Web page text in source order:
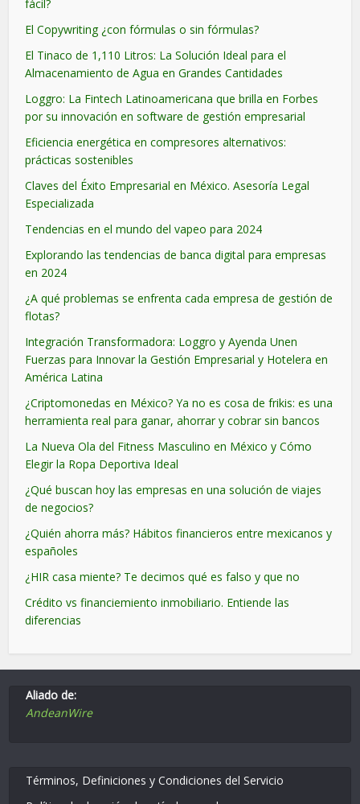
fácil?
El Copywriting ¿con fórmulas o sin fórmulas?
El Tinaco de 1,110 Litros: La Solución Ideal para el
Almacenamiento de Agua en Grandes Cantidades
Loggro: La Fintech Latinoamericana que brilla en Forbes
por su innovación en software de gestión empresarial
Eficiencia energética en compresores alternativos:
prácticas sostenibles
Claves del Éxito Empresarial en México. Asesoría Legal
Especializada
Tendencias en el mundo del vapeo para 2024
Explorando las tendencias de banca digital para empresas
en 2024
¿A qué problemas se enfrenta cada empresa de gestión de
flotas?
Integración Transformadora: Loggro y Ayenda Unen
Fuerzas para Innovar la Gestión Empresarial y Hotelera en
América Latina
¿Criptomonedas en México? Ya no es cosa de frikis: es una
herramienta real para ganar, ahorrar y cobrar sin bancos
La Nueva Ola del Fitness Masculino en México y Cómo
Elegir la Ropa Deportiva Ideal
¿Qué buscan hoy las empresas en una solución de viajes
de negocios?
¿Quién ahorra más? Hábitos financieros entre mexicanos y
españoles
¿HIR casa miente? Te decimos qué es falso y que no
Crédito vs financiemiento inmobiliario. Entiende las
diferencias
Aliado de:
AndeanWire
Términos, Definiciones y Condiciones del Servicio